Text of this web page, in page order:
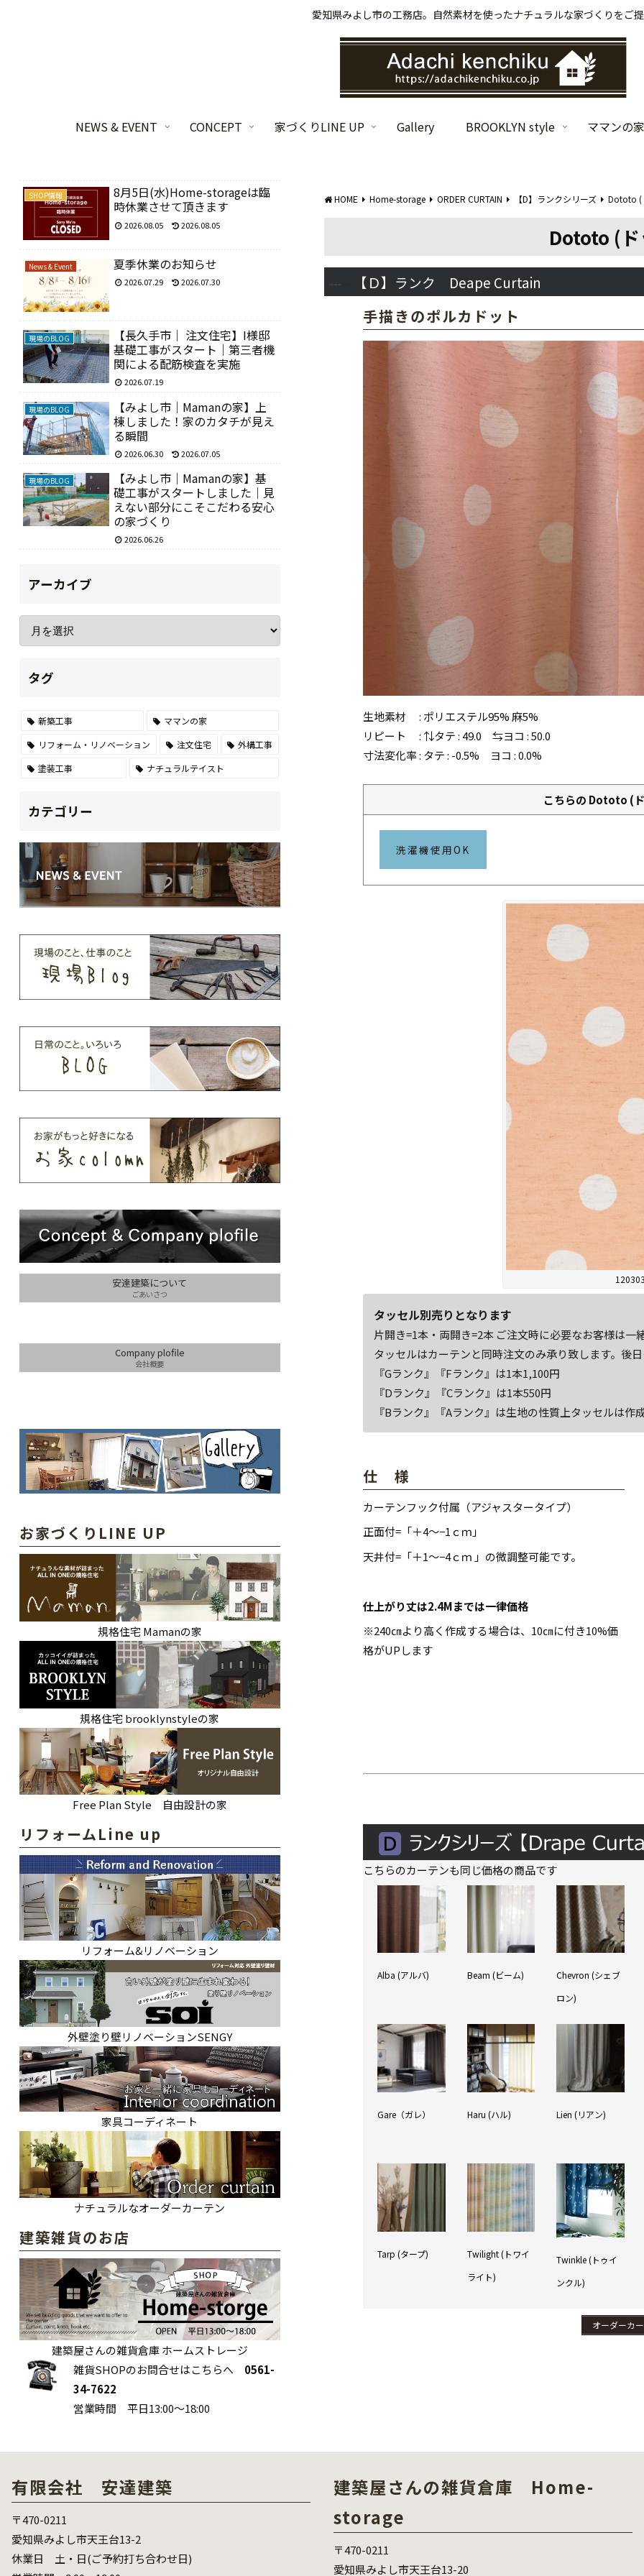
愛知県みよし市の工務店。自然素材を使ったナチュラルな家づくりをご
NEWS & EVENT CONCEPT 家づくりLINE UP Gallery BROOKLYN style ママンの
HOME Home-storage ORDER CURTAIN 【D】ランクシリーズ Dototo (
Dototo (
【Ｄ】ランク Deape Curtain
手描きのポルカドット
生地素材 : ポリエステル95% 麻5%
リピート : ⇅タテ : 49.0 ⇆ヨコ : 50.0
寸法変化率 : タテ : -0.5% ヨコ : 0.0%
こちらの Dototo (
洗濯機使用OK
タッセル別売りとなります
片開き=1本・両開き=2本 ご注文時に必要なお客様は一
タッセルはカーテンと同時注文のみ承り致します。後
『Gランク』『Fランク』は1本1,100円
『Dランク』『Cランク』は1本550円
『Bランク』『Aランク』は生地の性質上タッセルは作
仕 様
カーテンフック付属（アジャスタータイプ）
正面付=「＋4～−1ｃｍ」
天井付=「＋1～−4ｃｍ 」の微調整可能です。
仕上がり丈は2.4Mまでは一律価格
※240㎝より高く作成する場合は、10㎝に付き10%価
格がUPします
こちらのカーテンも同じ価格の商品です
Alba (アルバ) Beam (ビーム)
Chevron (シェブ
ロン)
Gare（ガレ） Haru (ハル) Lien (リアン)
Tarp (タープ)
Twilight (トワイ
ライト)
Twinkle (トゥイ
ンクル)
オーダーカ
SHOP情報
8月5日(水)Home-storageは臨
時休業させて頂きます
2026.08.05 2026.08.05
News & Event 夏季休業のお知らせ
2026.07.29 2026.07.30
現場のBLOG
【長久手市｜ 注文住宅】I様邸
基礎工事がスタート｜第三者機
関による配筋検査を実施
2026.07.19
現場のBLOG
【みよし市｜Mamanの家】上
棟しました！家のカタチが見え
る瞬間
2026.06.30 2026.07.05
現場のBLOG
【みよし市｜Mamanの家】基
礎工事がスタートしました｜見
えない部分にこそこだわる安心
の家づくり
2026.06.26
アーカイブ
タグ
新築工事
ママンの家
リフォーム・リノベーション
注文住宅
外構工事
塗装工事
ナチュラルテイスト
カテゴリー
安達建築について
ごあいさつ
Company plofile
会社概要
お家づくりLINE UP
規格住宅 Mamanの家
規格住宅 brooklynstyleの家
Free Plan Style 自由設計の家
リフォームLine up
リフォーム&リノベーション
外壁塗り壁リノベーションSENGY
家具コーディネート
ナチュラルなオーダーカーテン
建築雑貨のお店
建築屋さんの雑貨倉庫 ホームストレージ
雑貨SHOPのお問合せはこちらへ 0561-
34-7622
営業時間 平日13:00～18:00
有限会社 安達建築
〒470-0211
愛知県みよし市天王台13-2
休業日 土・日(ご予約打ち合わせ日)
建築屋さんの雑貨倉庫 Home-
storage
〒470-0211
愛知県みよし市天王台13-20